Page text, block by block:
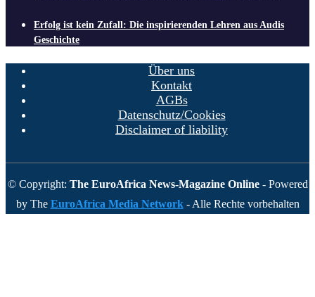
Erfolg ist kein Zufall: Die inspirierenden Lehren aus Audis
Geschichte
Über uns
Kontakt
AGBs
Datenschutz/Cookies
Disclaimer of liability
© Copyright: The EuroAfrica News-Magazine Online - Powered
by The EuroAfrica Media Network - Alle Rechte vorbehalten